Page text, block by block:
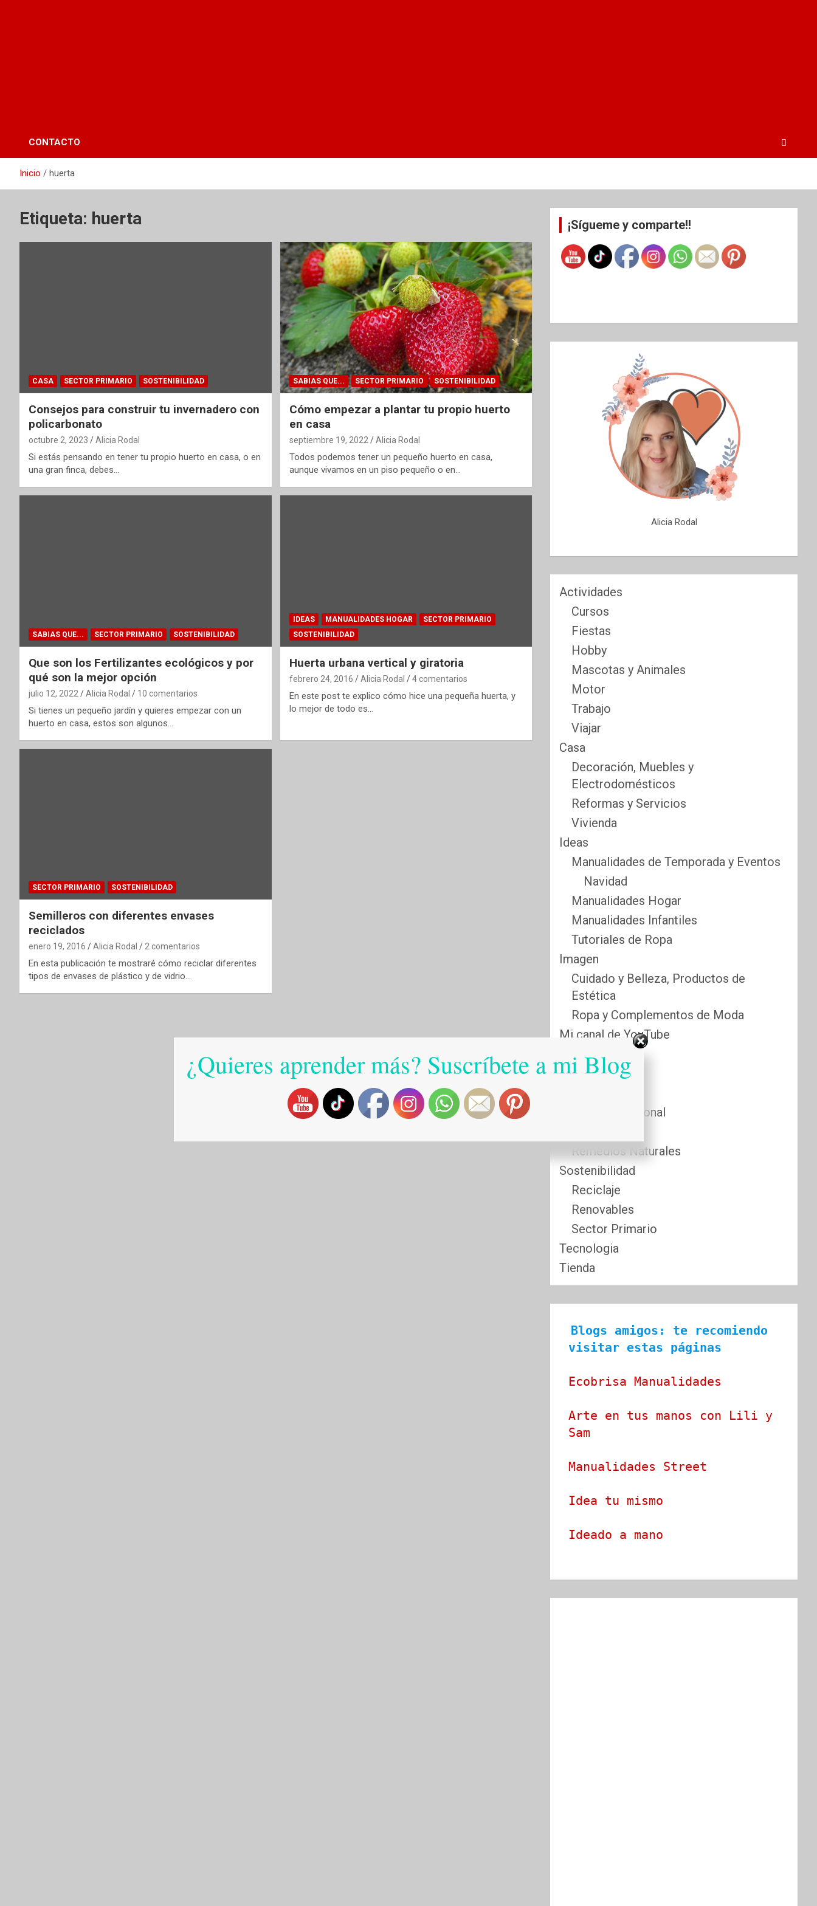
CONTACTO
Inicio huerta
Etiqueta: huerta
CASA SECTOR PRIMARIO SOSTENIBILIDAD
Consejos para construir tu invernadero con
policarbonato
octubre 2, 2023 Alicia Rodal
Si estás pensando en tener tu propio huerto en casa, o en
una gran finca, debes…
SABIAS QUE... SECTOR PRIMARIO SOSTENIBILIDAD
Cómo empezar a plantar tu propio huerto
en casa
septiembre 19, 2022 Alicia Rodal
Todos podemos tener un pequeño huerto en casa,
aunque vivamos en un piso pequeño o en…
SABIAS QUE... SECTOR PRIMARIO SOSTENIBILIDAD
Que son los Fertilizantes ecológicos y por
qué son la mejor opción
julio 12, 2022 Alicia Rodal 10 comentarios
Si tienes un pequeño jardín y quieres empezar con un
huerto en casa, estos son algunos…
IDEAS MANUALIDADES HOGAR
SECTOR PRIMARIO
SOSTENIBILIDAD
Huerta urbana vertical y giratoria
febrero 24, 2016 Alicia Rodal 4 comentarios
En este post te explico cómo hice una pequeña huerta, y
lo mejor de todo es…
SECTOR PRIMARIO SOSTENIBILIDAD
Semilleros con diferentes envases
reciclados
enero 19, 2016 Alicia Rodal 2 comentarios
En esta publicación te mostraré cómo reciclar diferentes
tipos de envases de plástico y de vidrio…
¡Sígueme y comparte!!
Alicia Rodal
Actividades
Cursos
Fiestas
Hobby
Mascotas y Animales
Motor
Trabajo
Viajar
Casa
Decoración, Muebles y
Electrodomésticos
Reformas y Servicios
Vivienda
Ideas
Manualidades de Temporada y Eventos
Navidad
Manualidades Hogar
Manualidades Infantiles
Tutoriales de Ropa
Imagen
Cuidado y Belleza, Productos de
Estética
Ropa y Complementos de Moda
Mi canal de YouTube
Sabias que…
Salud
Cuidado Personal
Remedios Naturales
Sostenibilidad
Reciclaje
Renovables
Sector Primario
Tecnologia
Tienda
Blogs amigos: te recomiendo
visitar estas páginas
Ecobrisa Manualidades
Arte en tus manos con Lili y
Sam
Manualidades Street
Idea tu mismo
Ideado a mano
¿Quieres aprender más? Suscríbete a mi Blog